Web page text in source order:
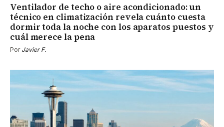
Ventilador de techo o aire acondicionado: un
técnico en climatización revela cuánto cuesta
dormir toda la noche con los aparatos puestos y
cuál merece la pena
Por Javier F.